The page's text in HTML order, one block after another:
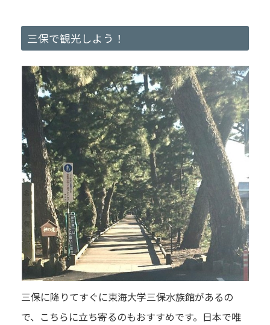
三保で観光しよう！
三保に降りてすぐに東海大学三保水族館があるの
で、こちらに立ち寄るのもおすすめです。日本で唯